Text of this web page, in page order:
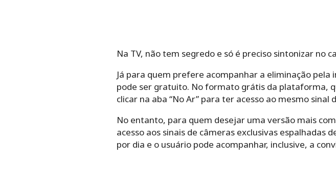
Na TV, não tem segredo e só é preciso sintonizar no
Já para quem prefere acompanhar a eliminação
pode ser gratuito. No formato grátis da plataforma,
clicar na aba “No Ar” para ter acesso ao mesmo
No entanto, para quem desejar uma versão mais
acesso aos sinais de câmeras exclusivas
por dia e o usuário pode acompanhar, inclusive, a